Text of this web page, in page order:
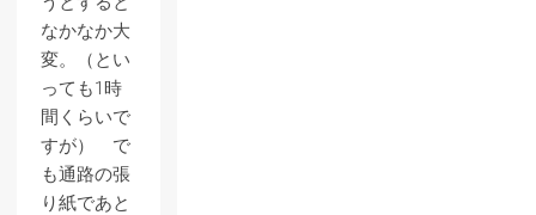
なかなか大
変。（とい
っても1時
間くらいで
すが） で
も通路の張
り紙であと